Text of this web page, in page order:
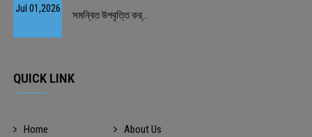
Jul 01,2026
সমন্বিত উপবৃত্তি কর্...
QUICK LINK
Home
About Us